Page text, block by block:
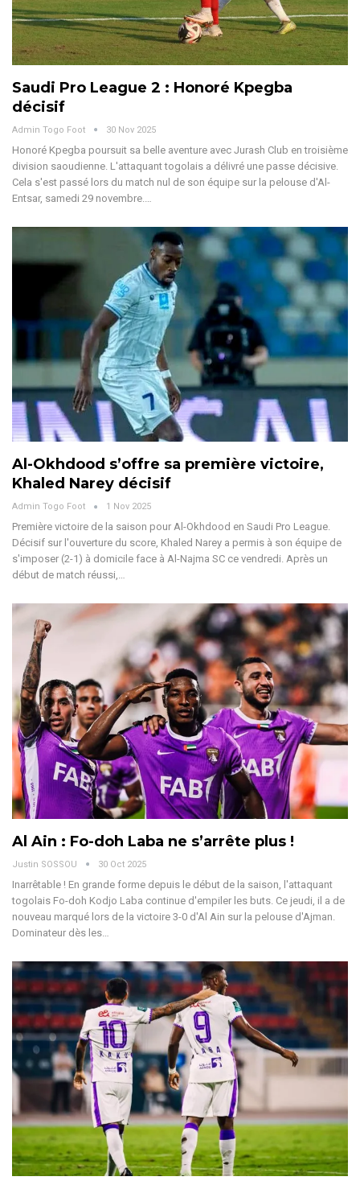
Saudi Pro League 2 : Honoré Kpegba
décisif
Admin Togo Foot 30 Nov 2025
Honoré Kpegba poursuit sa belle aventure avec Jurash Club en troisième
division saoudienne. L'attaquant togolais a délivré une passe décisive.
Cela s'est passé lors du match nul de son équipe sur la pelouse d'Al-
Entsar, samedi 29 novembre.
Al-Okhdood s’offre sa première victoire,
Khaled Narey décisif
Admin Togo Foot 1 Nov 2025
Première victoire de la saison pour Al-Okhdood en Saudi Pro League.
Décisif sur l'ouverture du score, Khaled Narey a permis à son équipe de
s'imposer (2-1) à domicile face à Al-Najma SC ce vendredi. Après un
début de match réussi,…
Al Ain : Fo-doh Laba ne s’arrête plus !
Justin SOSSOU 30 Oct 2025
Inarrêtable ! En grande forme depuis le début de la saison, l'attaquant
togolais Fo-doh Kodjo Laba continue d'empiler les buts. Ce jeudi, il a de
nouveau marqué lors de la victoire 3-0 d'Al Ain sur la pelouse d'Ajman.
Dominateur dès les